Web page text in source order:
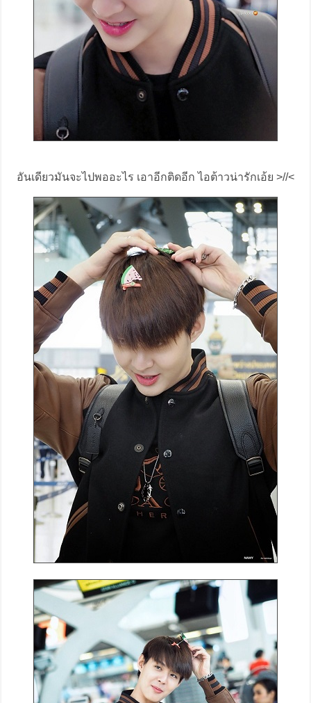
อันเดียวมันจะไปพออะไร เอาอีกติดอีก ไอต้าวน่ารักเอ้ย >//<